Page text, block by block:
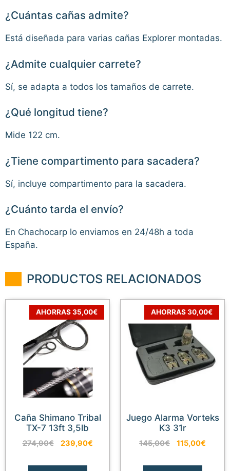
¿Cuántas cañas admite?
Está diseñada para varias cañas Explorer montadas.
¿Admite cualquier carrete?
Sí, se adapta a todos los tamaños de carrete.
¿Qué longitud tiene?
Mide 122 cm.
¿Tiene compartimento para sacadera?
Sí, incluye compartimento para la sacadera.
¿Cuánto tarda el envío?
En Chachocarp lo enviamos en 24/48h a toda
España.
PRODUCTOS RELACIONADOS
AHORRAS 35,00€
Caña Shimano Tribal
TX-7 13ft 3,5lb
274,90€
El
original
239,90€El
AHORRAS 30,00€
Juego Alarma Vorteks
K3 31r
145,00€
El
original
115,00€